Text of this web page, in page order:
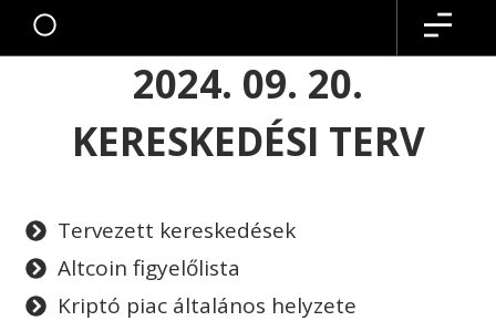
2024. 09. 20.
KERESKEDÉSI TERV
Tervezett kereskedések
Altcoin figyelőlista
Kriptó piac általános helyzete